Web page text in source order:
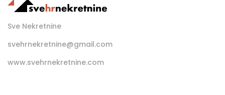
Sve Nekretnine
svehrnekretnine@gmail.com
www.svehrnekretnine.com